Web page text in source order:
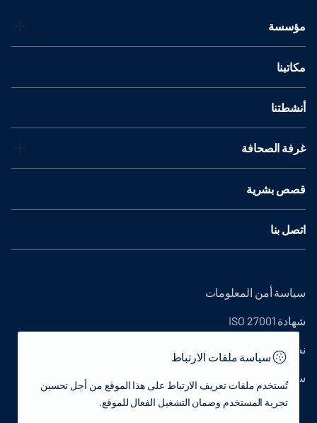
مؤسسة
مكاتبنا
أنشطتنا
غرفة الصحافة
قصص بشرية
اتصل بنا
سياسة أمن المعلومات
شهادة ISO 27001
نص التوضيح
سياسة الخصوصية
سياسة ملفات الارتباط
تُستخدم ملفات تعريف الارتباط على هذا الموقع من أجل تحسين
تجربة المستخدم وضمان التشغيل الفعال للموقع.